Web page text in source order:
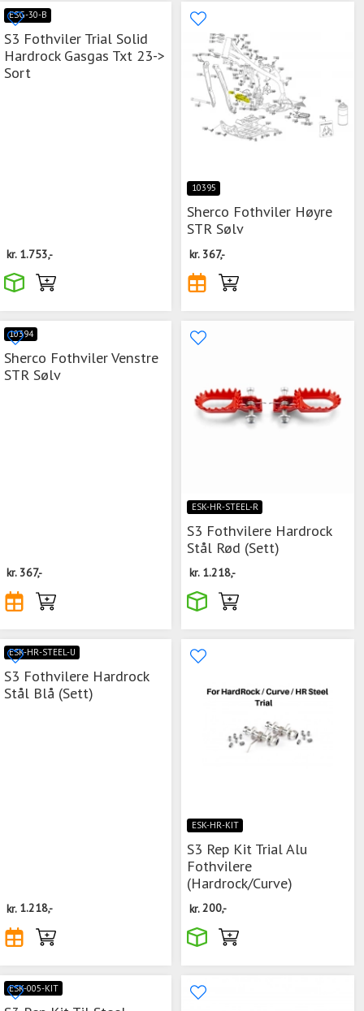
ESG-30-B
S3 Fothviler Trial Solid
Hardrock Gasgas Txt 23->
Sort
kr. 1.753,-
10395
Sherco Fothviler Høyre
STR Sølv
kr. 367,-
10394
Sherco Fothviler Venstre
STR Sølv
kr. 367,-
ESK-HR-STEEL-R
S3 Fothvilere Hardrock
Stål Rød (Sett)
kr. 1.218,-
ESK-HR-STEEL-U
S3 Fothvilere Hardrock
Stål Blå (Sett)
kr. 1.218,-
ESK-HR-KIT
S3 Rep Kit Trial Alu
Fothvilere
(Hardrock/Curve)
kr.200,-
ESK-005-KIT